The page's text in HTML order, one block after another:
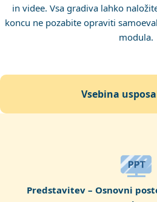
in videe. Vsa gradiva lahko
koncu ne pozabite opraviti
modula.
vsebina
Predstavitev – Osnovni